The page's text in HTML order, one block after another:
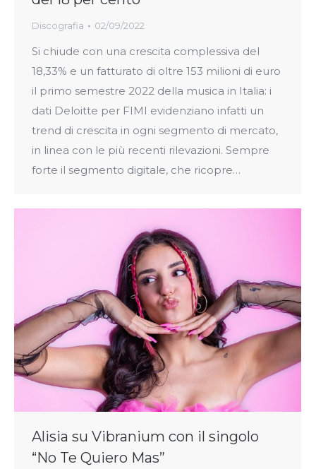
Discografia 02/09/2022
Si chiude con una crescita complessiva del
18,33% e un fatturato di oltre 153 milioni di euro
il primo semestre 2022 della musica in Italia: i
dati Deloitte per FIMI evidenziano infatti un
trend di crescita in ogni segmento di mercato,
in linea con le più recenti rilevazioni. Sempre
forte il segmento digitale, che ricopre…
Alisia su Vibranium con il singolo
“No Te Quiero Mas”